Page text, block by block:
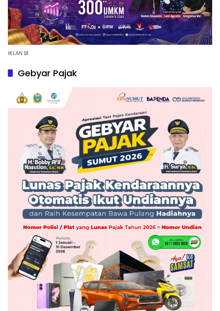
IKLAN BI
Gebyar Pajak